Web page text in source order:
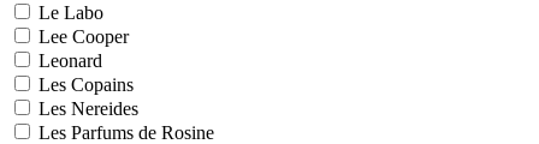
Le Labo
Lee Cooper
Leonard
Les Copains
Les Nereides
Les Parfums de Rosine